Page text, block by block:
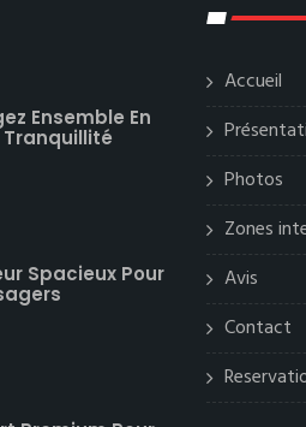
Ensemble En
Spacieux Pour
Accueil
Photos
Zones
Avis
Contact